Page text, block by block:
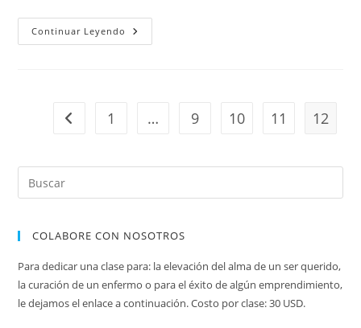
Continuar Leyendo Bienvenidos!
Ir a la página anterior
1 … 9 10 11 12
COLABORE CON NOSOTROS
Para dedicar una clase para: la elevación del alma de un ser querido,
la curación de un enfermo o para el éxito de algún emprendimiento,
le dejamos el enlace a continuación. Costo por clase: 30 USD.